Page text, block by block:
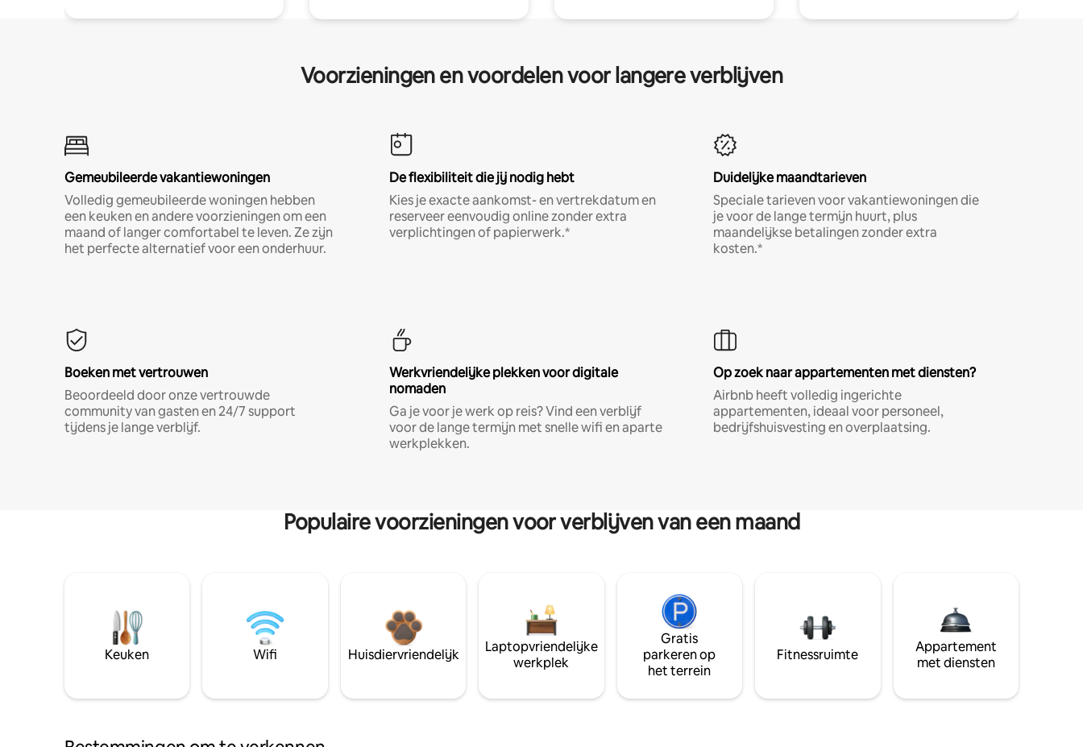
Voorzieningen en voordelen voor langere verblijven
Gemeubileerde vakantiewoningen
Volledig gemeubileerde woningen hebben
een keuken en andere voorzieningen om een
maand of langer comfortabel te leven. Ze zijn
het perfecte alternatief voor een onderhuur.
De flexibiliteit die jij nodig hebt
Kies je exacte aankomst- en vertrekdatum en
reserveer eenvoudig online zonder extra
verplichtingen of papierwerk.*
Duidelijke maandtarieven
Speciale tarieven voor vakantiewoningen die
je voor de lange termijn huurt, plus
maandelijkse betalingen zonder extra
kosten.*
Boeken met vertrouwen
Beoordeeld door onze vertrouwde
community van gasten en 24/7 support
tijdens je lange verblijf.
Werkvriendelijke plekken voor digitale
nomaden
Ga je voor je werk op reis? Vind een verblijf
voor de lange termijn met snelle wifi en aparte
werkplekken.
Op zoek naar appartementen met diensten?
Airbnb heeft volledig ingerichte
appartementen, ideaal voor personeel,
bedrijfshuisvesting en overplaatsing.
Populaire voorzieningen voor verblijven van een maand
Keuken Wifi Huisdiervriendelijk
Laptopvriendelijke
werkplek
Gratis
parkeren op
het terrein
Fitnessruimte
Appartement
met diensten